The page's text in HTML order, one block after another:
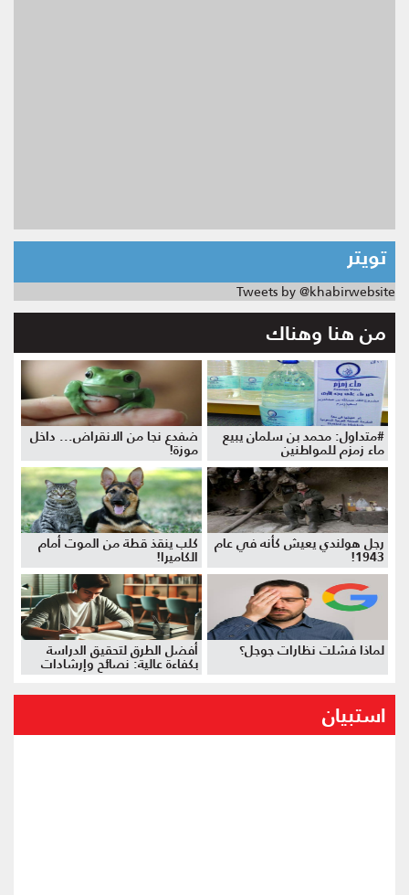
تويتر
Tweets by @khabirwebsite
من هنا وهناك
#متداول: محمد بن سلمان يبيع
ماء زمزم للمواطنين
ضفدع نجا من الانقراض... داخل
موزة!
رجل هولندي يعيش كأنه في عام
1943!
كلب ينقذ قطة من الموت أمام
الكاميرا!
لماذا فشلت نظارات جوجل؟ أفضل الطرق لتحقيق الدراسة
بكفاءة عالية: نصائح وإرشادات
استبيان